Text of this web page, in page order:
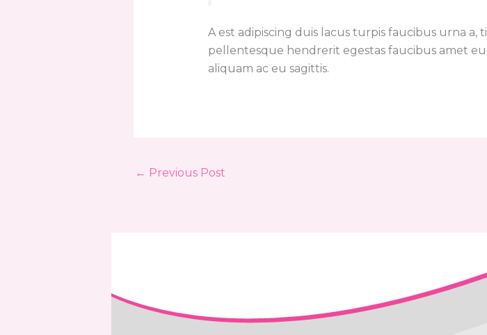
A est adipiscing duis lacus turpis faucibus urna a,
pellentesque hendrerit egestas faucibus amet
aliquam ac eu sagittis.
← Previous Post